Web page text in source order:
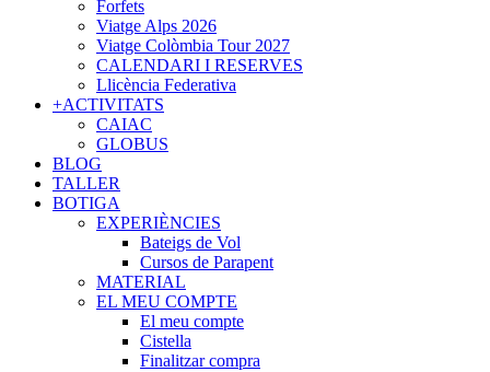
Forfets
Viatge Alps 2026
Viatge Colòmbia Tour 2027
CALENDARI I RESERVES
Llicència Federativa
+ACTIVITATS
CAIAC
GLOBUS
BLOG
TALLER
BOTIGA
EXPERIÈNCIES
Bateigs de Vol
Cursos de Parapent
MATERIAL
EL MEU COMPTE
El meu compte
Cistella
Finalitzar compra